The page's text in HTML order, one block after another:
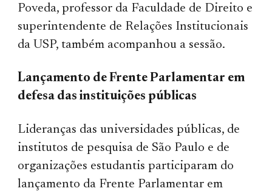
Poveda, professor da Faculdade de Direito e
superintendente de Relações Institucionais
da USP, também acompanhou a sessão.
Lançamento de Frente Parlamentar em
defesa das instituições públicas
Lideranças das universidades públicas, de
institutos de pesquisa de São Paulo e de
organizações estudantis participaram do
lançamento da Frente Parlamentar em